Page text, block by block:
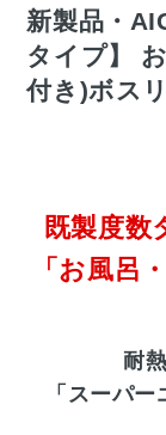
新製品・
タイプ】
付き)ボス
既製度数
「お風呂
耐
「スーパ